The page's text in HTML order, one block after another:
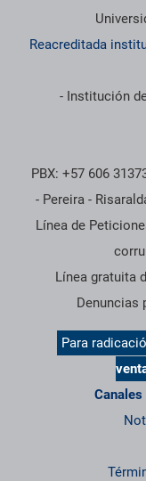
Información
Reacreditada
- Institución
PBX: +57 606
- Pereira -
Línea de
Línea gratuita
Denuncias
Para